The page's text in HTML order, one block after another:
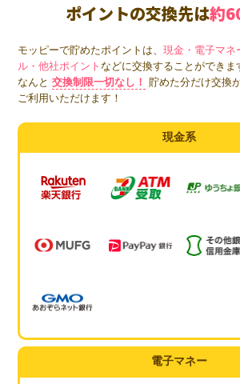
ポイントの交換先は約
モッピーで貯めたポイントは、現金・電子マネ
ル・他社ポイントなどに交換することができま
なんと 交換制限一切なし！
貯めた分だけ交換
ご利用いただけます！
現金系
電子マネー